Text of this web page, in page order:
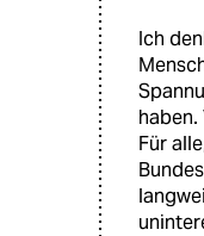
Ich
Für